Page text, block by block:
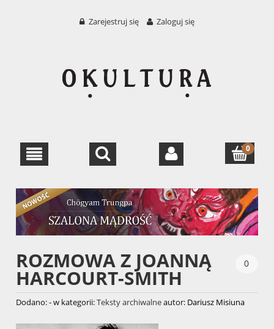
Zarejestruj się Zaloguj się
ROZMOWA Z JOANNĄ
HARCOURT-SMITH
0
Dodano:-w kategorii:Teksty archiwalneautor: Dariusz Misiuna